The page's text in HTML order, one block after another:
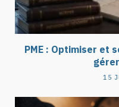
PME : Optimiser et
15